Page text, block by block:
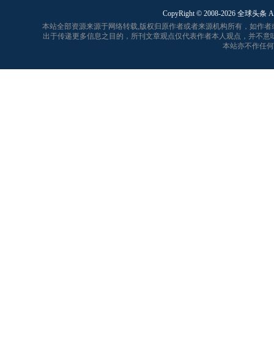
CopyRight © 2008-2026 全球头条
本站全部资源来源于网络转载,版权归原作者或者来源机构所有，如作
出于传递更多信息之目的，所刊文章观点仅代表作者本人观点，并不
本站亦不作任